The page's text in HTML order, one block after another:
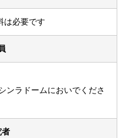
は必要です
ンラドームにおいでくださ
者